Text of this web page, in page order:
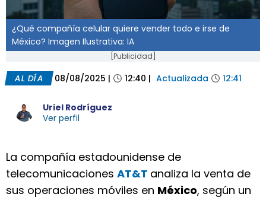
¿Qué compañía celular quiere vender todo e irse de
México? Imagen Ilustrativa: IA
[Publicidad]
AL DÍA 08/08/2025 | 12:40 | Actualizada 12:41
Uriel Rodríguez
Ver perfil
La compañía estadounidense de
telecomunicaciones AT&T analiza la venta de
sus operaciones móviles en México, según un